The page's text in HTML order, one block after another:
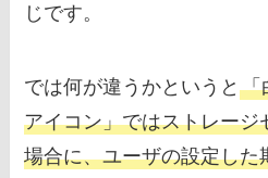
じです。
では何が違うかというと「
アイコン」ではストレージ
場合に、ユーザの設定した